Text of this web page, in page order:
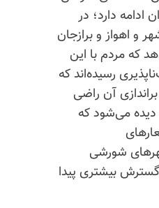
ادامه دارد؛ در
و اهواز و برازجان
که مردم با این
رسیده‌اند که
آن راضی
دیده می‌شود که
شورشی
بیشتری پیدا